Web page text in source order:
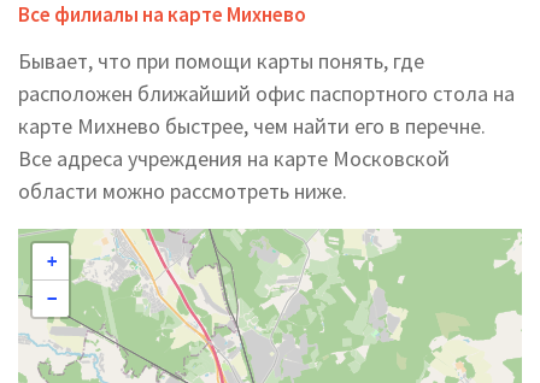
Все филиалы на карте Михнево
Бывает, что при помощи карты понять, где
расположен ближайший офис паспортного стола на
карте Михнево быстрее, чем найти его в перечне.
Все адреса учреждения на карте Московской
области можно рассмотреть ниже.
+
−